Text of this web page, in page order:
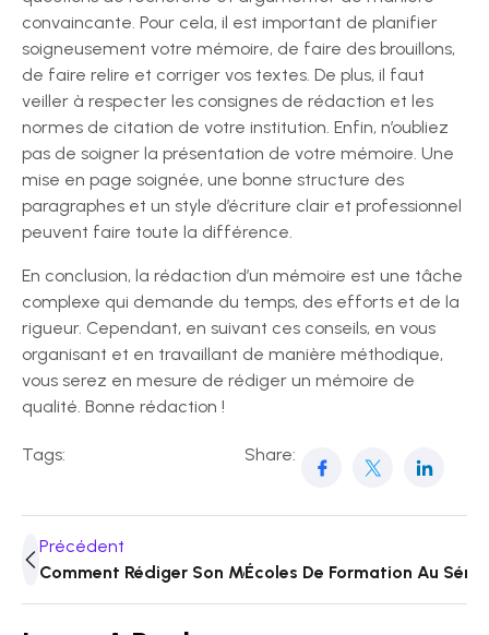
convaincante. Pour cela, il est important de planifier
soigneusement votre mémoire, de faire des brouillons,
de faire relire et corriger vos textes. De plus, il faut
veiller à respecter les consignes de rédaction et les
normes de citation de votre institution. Enfin, n’oubliez
pas de soigner la présentation de votre mémoire. Une
mise en page soignée, une bonne structure des
paragraphes et un style d’écriture clair et professionnel
peuvent faire toute la différence.
En conclusion, la rédaction d’un mémoire est une tâche
complexe qui demande du temps, des efforts et de la
rigueur. Cependant, en suivant ces conseils, en vous
organisant et en travaillant de manière méthodique,
vous serez en mesure de rédiger un mémoire de
qualité. Bonne rédaction !
Tags: Share:
Précédent
Comment Rédiger Son Mémoire Avec Efficacité
Écoles De Formation Au